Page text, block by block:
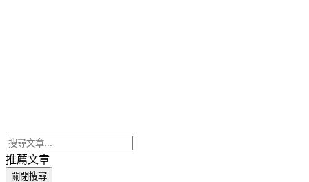
推薦文章
關閉搜尋